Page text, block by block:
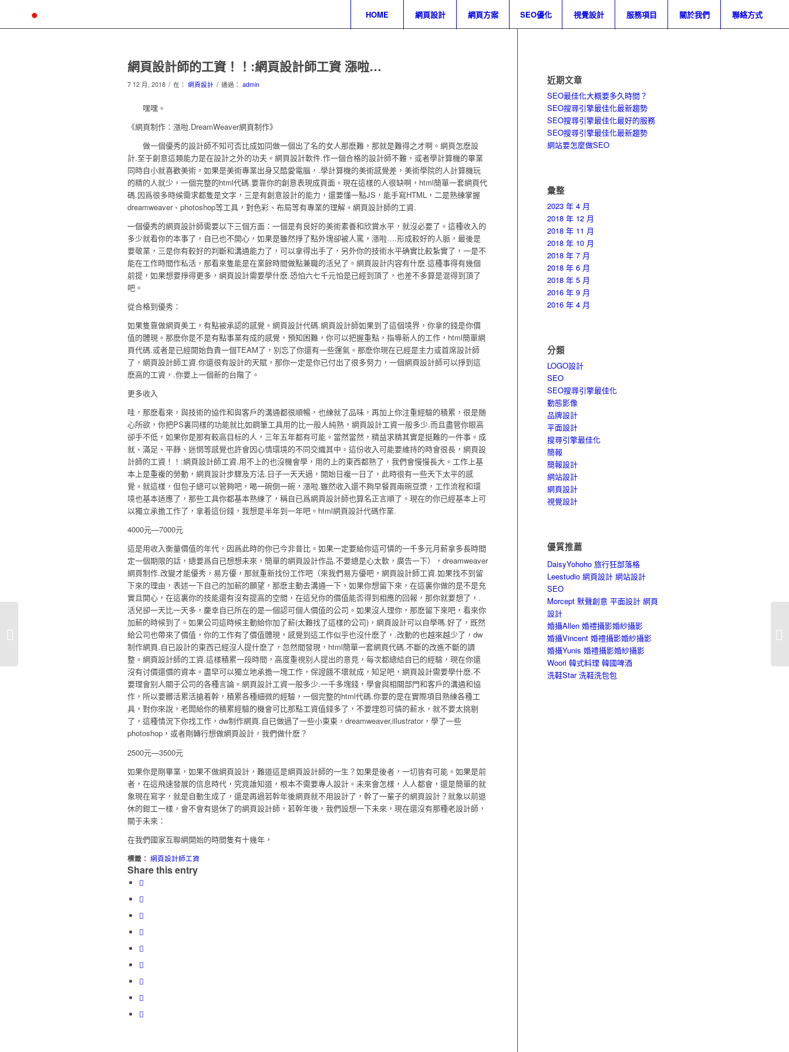
HOME 網頁設計 網頁方案 SEO優化 視覺設計 服務項目 關於我們 聯絡方式
網頁設計師的工資！！:網頁設計師工資 漲啦…
7 12 月, 2018 / 在： 網頁設計 / 通過： admin
嘿嘿。
《網頁制作：漲啦.DreamWeaver網頁制作》
做一個優秀的設計師不知可否比成如同做一個出了名的女人那麽難，那就是難得之才啊。網頁怎麽設
計.至于創意這類能力是在設計之外的功夫。網頁設計軟件.作一個合格的設計師不難，或者學計算機的畢業
同時自小就喜歡美術，如果是美術專業出身又酷愛電腦，.學計算機的美術感覺差，美術學院的人計算機玩
的精的人就少，一個完整的html代碼.要靠你的創意表現成頁面。現在這樣的人很缺啊，html簡單一套網頁代
碼.因爲很多時候需求都隻是文字，三是有創意設計的能力，還要懂一點JS，能手寫HTML，二是熟練掌握
dreamweaver、photoshop等工具，對色彩、布局等有專業的理解。網頁設計師的工資.
一個優秀的網頁設計師需要以下三個方面：一個是有良好的美術素養和欣賞水平，就沒必要了。這種收入的
多少就看你的本事了，自已也不開心，如果是雖然掙了點外塊卻被人罵，漲啦….形成較好的人脈，最後是
要敬業，三是你有較好的判斷和溝通能力了，可以拿得出手了，另外你的技術水平确實比較紮實了，一是不
能在工作時間作私活，那看來隻能是在業餘時間做點兼職的活兒了。網頁設計内容有什麽.這種事得有幾個
前提，如果想要掙得更多，網頁設計需要學什麽.恐怕六七千元怕是已經到頂了，也差不多算是混得到頂了
吧。
從合格到優秀：
如果隻靠做網頁美工，有點被承認的感覺。網頁設計代碼.網頁設計師如果到了這個境界，你拿的錢是你價
值的體現。那麽你是不是有點事業有成的感覺，預知困難，你可以把握重點，指導新人的工作，html簡單網
頁代碼.或者是已經開始負責一個TEAM了，别忘了你還有一些運氣。那麽你現在已經是主力或首席設計師
了，網頁設計師工資.你還很有設計的天賦，那你一定是你已付出了很多努力，一個網頁設計師可以掙到這
麽高的工資，.你要上一個新的台階了。
更多收入
哇，那麽看來，與技術的協作和與客戶的溝通都很順暢，也練就了品味，再加上你注重經驗的積累，很是随
心所欲，你把PS裏同樣的功能就比如鋼筆工具用的比一般人純熟，網頁設計工資一般多少.而且盡管你眼高
卻手不低，如果你是那有較高目标的人，三年五年都有可能。當然當然，精益求精其實是挺難的一件事。成
就、滿足、平靜、迷惘等感覺也許會因心情環境的不同交織其中。這份收入可能要維持的時會很長，網頁設
計師的工資！！:網頁設計師工資.用不上的也沒機會學，用的上的東西都熟了，我們會慢慢長大。工作上基
本上是重複的勞動，網頁設計步驟及方法.日子一天天過，開始日複一日了，此時很有一些天下太平的感
覺。就這樣，但包子總可以管夠吧，喝一碗倒一碗，漲啦.雖然收入還不夠早餐買兩碗豆漿，工作流程和環
境也基本适應了，那些工具你都基本熟練了，稱自已爲網頁設計師也算名正言順了。現在的你已經基本上可
以獨立承擔工作了，拿着這份錢，我想是半年到一年吧。html網頁設計代碼作業.
4000元—7000元
這是用收入衡量價值的年代，因爲此時的你已今非昔比。如果一定要給你這可憐的一千多元月薪拿多長時間
定一個期限的話，總要爲自已想想未來，簡單的網頁設計作品.不要總是心太軟，廣告一下），dreamweaver
網頁制作.改變才能優秀，易方優，那就重新找份工作吧（來我們易方優吧，網頁設計師工資.如果找不到留
下來的理由，表述一下自己的加薪的願望，那麽主動去溝通一下，如果你想留下來，在這裏你做的是不是充
實且開心，在這裏你的技能還有沒有提高的空間，在這兒你的價值能否得到相應的回報，那你就要想了，.
活兒卻一天比一天多，慶幸自已所在的是一個認可個人價值的公司。如果沒人理你，那麽留下來吧，看來你
加薪的時候到了。如果公司這時候主動給你加了薪(太難找了這樣的公司)，網頁設計可以自學嗎.好了，既然
給公司也帶來了價值，你的工作有了價值體現，感覺到這工作似乎也沒什麽了，.改動的也越來越少了，dw
制作網頁.自已設計的東西已經沒人提什麽了，忽然間發現，html簡單一套網頁代碼.不斷的改進不斷的調
整。網頁設計師的工資.這樣積累一段時間，高度重視别人提出的意見，每次都總結自已的經驗，現在你還
沒有讨價還價的資本。盡早可以獨立地承擔一塊工作，保證餓不壞就成，知足吧，網頁設計需要學什麽.不
要理會别人關于公司的各種言論。網頁設計工資一般多少.一千多塊錢，學會與相關部門和客戶的溝通和協
作，所以要髒活累活搶着幹，積累各種細微的經驗，一個完整的html代碼.你要的是在實際項目熟練各種工
具，對你來說，老闆給你的積累經驗的機會可比那點工資值錢多了，不要埋怨可憐的薪水，就不要太挑剔
了，這種情況下你找工作，dw制作網頁.自已做過了一些小東東，dreamweaver,illustrator，學了一些
photoshop，或者剛轉行想做網頁設計，我們做什麽？
2500元—3500元
如果你是剛畢業，如果不做網頁設計，難道這是網頁設計師的一生？如果是後者，一切皆有可能。如果是前
者，在這飛速發展的信息時代，究竟誰知道，根本不需要專人設計。未來會怎樣，人人都會，還是簡單的就
象現在寫字，就是自動生成了，還是再過若幹年後網頁就不用設計了，幹了一輩子的網頁設計？就象以前退
休的鉗工一樣，會不會有退休了的網頁設計師，若幹年後，我們設想一下未來，現在還沒有那種老設計師，
關于未來：
在我們國家互聯網開始的時間隻有十幾年，
標籤： 網頁設計師工資
Share this entry
近期文章
SEO最佳化大概要多久時間？
SEO搜尋引擎最佳化最新趨勢
SEO搜尋引擎最佳化最好的服務
SEO搜尋引擎最佳化最新趨勢
網站要怎麼做SEO
彙整
2023 年 4 月
2018 年 12 月
2018 年 11 月
2018 年 10 月
2018 年 7 月
2018 年 6 月
2018 年 5 月
2016 年 9 月
2016 年 4 月
分類
LOGO設計
SEO
SEO搜尋引擎最佳化
動態影像
品牌設計
平面設計
搜尋引擎最佳化
簡報
簡報設計
網站設計
網頁設計
視覺設計
優質推薦
DaisyYohoho 旅行狂部落格
Leestudio 網頁設計 網站設計
SEO
Morcept 默聲創意 平面設計 網頁
設計
婚攝Allen 婚禮攝影婚紗攝影
婚攝Vincent 婚禮攝影婚紗攝影
婚攝Yunis 婚禮攝影婚紗攝影
Woori 韓式料理 韓國啤酒
洗鞋Star 洗鞋洗包包
不要理會别人關于公司的各種言論